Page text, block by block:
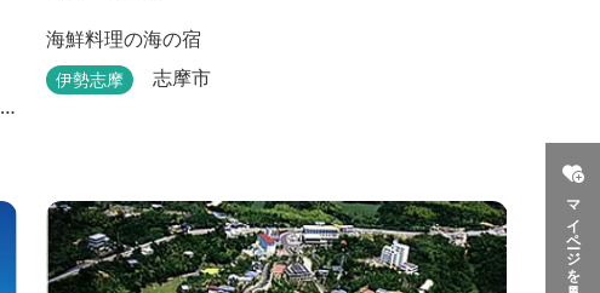
マイページを見る
海鮮料理の海の宿
伊勢志摩 志摩市